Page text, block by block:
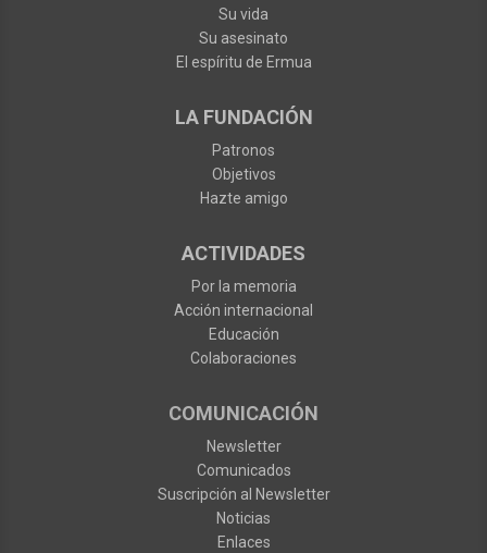
Su vida
Su asesinato
El espíritu de Ermua
LA FUNDACIÓN
Patronos
Objetivos
Hazte amigo
ACTIVIDADES
Por la memoria
Acción internacional
Educación
Colaboraciones
COMUNICACIÓN
Newsletter
Comunicados
Suscripción al Newsletter
Noticias
Enlaces